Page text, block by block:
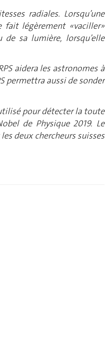
radiales. Lorsqu’une
légèrement «vaciller»
sa lumière, lorsqu’elle
aidera les astronomes à
permettra aussi de sonder
pour détecter la toute
de Physique 2019. Le
deux chercheurs suisses